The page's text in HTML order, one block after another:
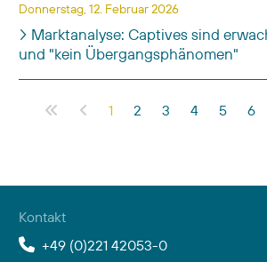
Donnerstag, 12. Februar 2026
Marktanalyse: Captives sind
und "kein Übergangsphänomen"
1 2 3 4 5 6
Kontakt
+49 (0)221 42053-0